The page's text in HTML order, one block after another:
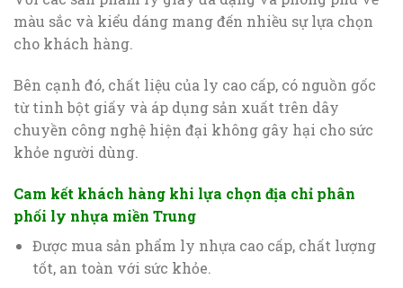
màu sắc và kiểu dáng mang đến nhiều sự lựa chọn
cho khách hàng.
Bên cạnh đó, chất liệu của ly cao cấp, có nguồn gốc
từ tinh bột giấy và áp dụng sản xuất trên dây
chuyền công nghệ hiện đại không gây hại cho sức
khỏe người dùng.
Cam kết khách hàng khi lựa chọn địa chỉ phân
phối ly nhựa miền Trung
Được mua sản phẩm ly nhựa cao cấp, chất lượng
tốt, an toàn với sức khỏe.